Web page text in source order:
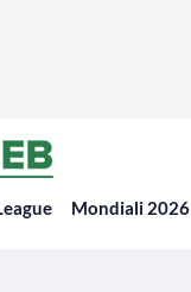
Mondiali 2026